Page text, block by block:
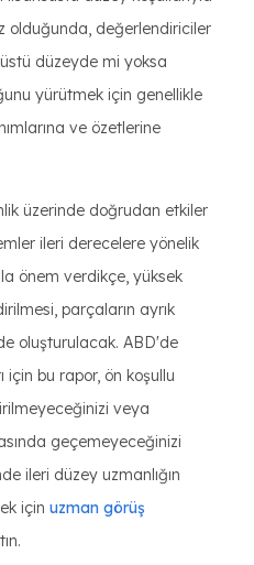
olduğunda, değerlendiriciler
düzeyde mi yoksa
yürütmek için genellikle
ve özetlerine
üzerinde doğrudan etkiler
ileri derecelere yönelik
önem verdikçe, yüksek
parçaların ayrık
oluşturulacak. ABD'de
için bu rapor, ön koşullu
veya
geçemeyeceğinizi
ileri düzey uzmanlığın
için uzman görüş